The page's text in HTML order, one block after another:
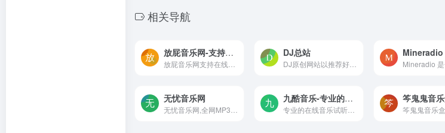
相关导航
放屁音乐网-支持在线音乐搜索，高品质音乐免费下载 DJ总站
无忧音乐网 九酷音乐-专业的在线音乐试听mp3